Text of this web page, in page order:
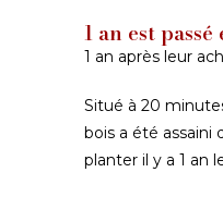
1 an est
1 an après leur
Situé à 20
bois a été assaini
planter il y a 1 an